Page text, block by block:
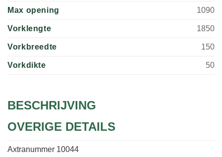
Max opening 1090
Vorklengte 1850
Vorkbreedte 150
Vorkdikte 50
BESCHRIJVING
OVERIGE DETAILS
Axtranummer 10044